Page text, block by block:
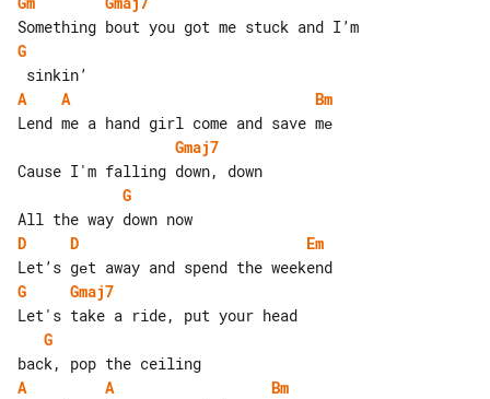
G
A
A
Bm
Gmaj7
G
D
D
Em
G
Gmaj7
G
A
A
Bm